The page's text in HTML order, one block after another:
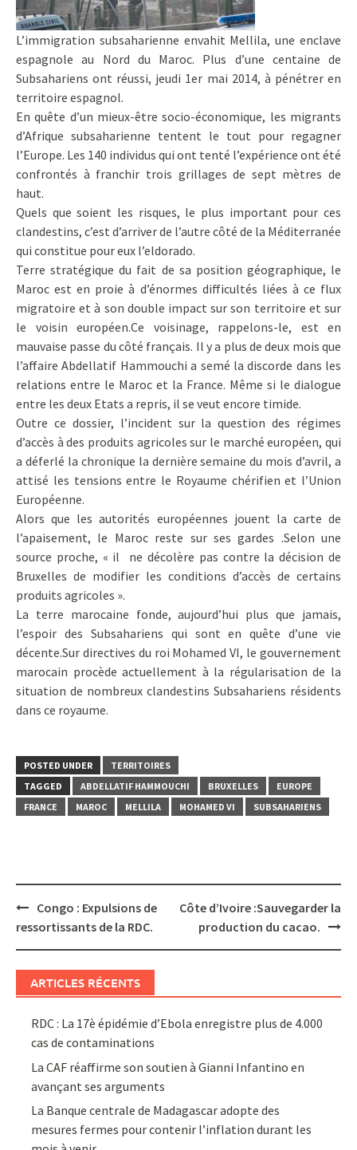
L’immigration subsaharienne envahit Mellila, une enclave
espagnole au Nord du Maroc. Plus d’une centaine de
Subsahariens ont réussi, jeudi 1er mai 2014, à pénétrer en
territoire espagnol.
En quête d’un mieux-être socio-économique, les migrants
d’Afrique subsaharienne tentent le tout pour regagner
l’Europe. Les 140 individus qui ont tenté l’expérience ont été
confrontés à franchir trois grillages de sept mètres de
haut.
Quels que soient les risques, le plus important pour ces
clandestins, c’est d’arriver de l’autre côté de la Méditerranée
qui constitue pour eux l’eldorado.
Terre stratégique du fait de sa position géographique, le
Maroc est en proie à d’énormes difficultés liées à ce flux
migratoire et à son double impact sur son territoire et sur
le voisin européen.Ce voisinage, rappelons-le, est en
mauvaise passe du côté français. Il y a plus de deux mois que
l’affaire Abdellatif Hammouchi a semé la discorde dans les
relations entre le Maroc et la France. Même si le dialogue
entre les deux Etats a repris, il se veut encore timide.
Outre ce dossier, l’incident sur la question des régimes
d’accès à des produits agricoles sur le marché européen, qui
a déferlé la chronique la dernière semaine du mois d’avril, a
attisé les tensions entre le Royaume chérifien et l’Union
Européenne.
Alors que les autorités européennes jouent la carte de
l’apaisement, le Maroc reste sur ses gardes .Selon une
source proche, « il ne décolère pas contre la décision de
Bruxelles de modifier les conditions d’accès de certains
produits agricoles ».
La terre marocaine fonde, aujourd’hui plus que jamais,
l’espoir des Subsahariens qui sont en quête d’une vie
décente.Sur directives du roi Mohamed VI, le gouvernement
marocain procède actuellement à la régularisation de la
situation de nombreux clandestins Subsahariens résidents
dans ce royaume.
POSTED UNDER
TERRITOIRES
TAGGED
ABDELLATIF HAMMOUCHI BRUXELLES
EUROPE
FRANCE
MAROC MELLILA MOHAMED VI SUBSAHARIENS
Post
navigation
Congo : Expulsions de
ressortissants de la RDC.
Côte d’Ivoire :Sauvegarder la
production du cacao.
ARTICLES RÉCENTS
RDC : La 17è épidémie d’Ebola enregistre plus de 4.000
cas de contaminations
La CAF réaffirme son soutien à Gianni Infantino en
avançant ses arguments
La Banque centrale de Madagascar adopte des
mesures fermes pour contenir l’inflation durant les